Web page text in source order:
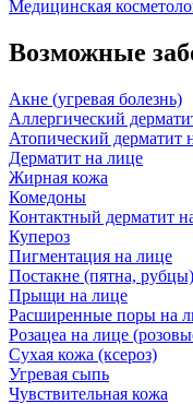
Медицинская
Возможные
Акне (угревая болезнь)
Аллергический
Атопический дерматит
Дерматит на лице
Жирная кожа
Комедоны
Контактный дерматит
Купероз
Пигментация на лице
Постакне (пятна, рубцы)
Прыщи на лице
Расширенные поры на
Розацеа на лице
Сухая кожа (ксероз)
Угревая сыпь
Чувствительная кожа